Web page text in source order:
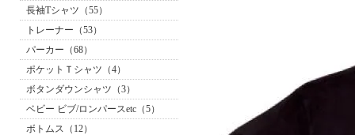
長袖Tシャツ（55）
トレーナー（53）
パーカー（68）
ポケットＴシャツ（4）
ボタンダウンシャツ（3）
ベビー ビブ/ロンパースetc（5）
ボトムス（12）